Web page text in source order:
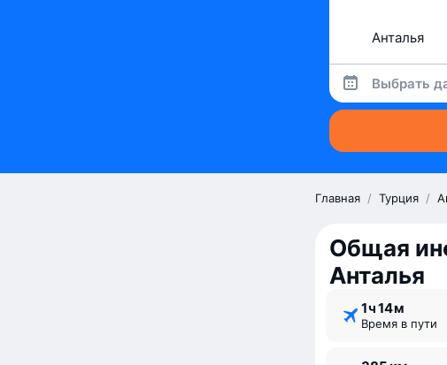
Выбрать
Главная / Турция /
Общая
Анталья
1 ⁠ч 14 ⁠м
Время в пути